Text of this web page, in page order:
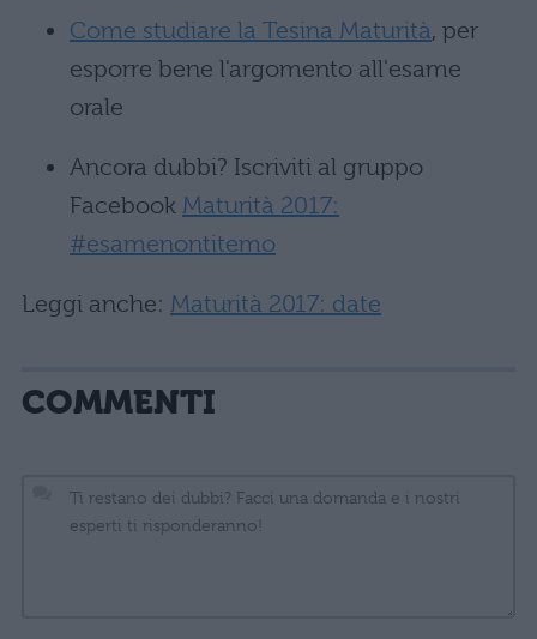
Come studiare la Tesina Maturità, per
esporre bene l'argomento all'esame
orale
Ancora dubbi? Iscriviti al gruppo
Facebook Maturità 2017:
#esamenontitemo
Leggi anche: Maturità 2017: date
COMMENTI